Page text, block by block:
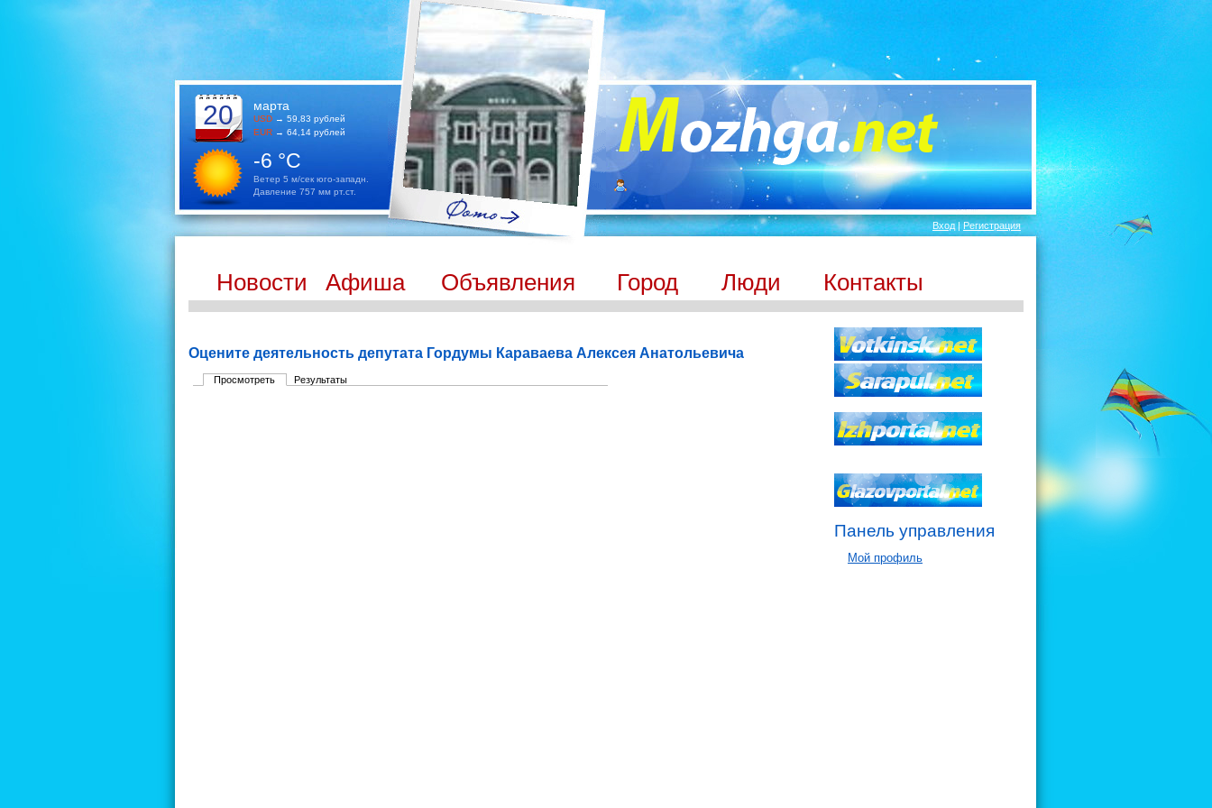
Вход| Регистрация
20 марта
USD → 59,83 рублей
EUR → 64,14 рублей
-6 °C
Ветер 5 м/сек юго-западн.
Давление 757 мм рт.ст.
Новости Афиша Объявления Город Люди Контакты
Оцените деятельность депутата Гордумы Караваева Алексея Анатольевича
Просмотреть Результаты
Панель управления
Мой профиль